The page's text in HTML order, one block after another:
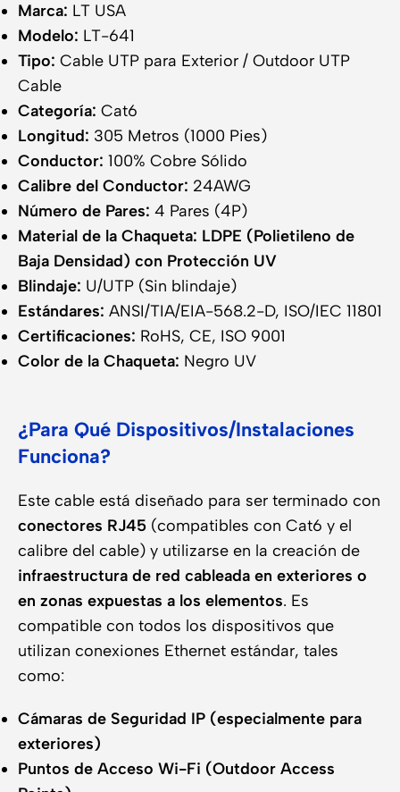
Marca: LT USA
Modelo: LT-641
Tipo: Cable UTP para Exterior / Outdoor UTP
Cable
Categoría: Cat6
Longitud: 305 Metros (1000 Pies)
Conductor: 100% Cobre Sólido
Calibre del Conductor: 24AWG
Número de Pares: 4 Pares (4P)
Material de la Chaqueta: LDPE (Polietileno de
Baja Densidad) con Protección UV
Blindaje: U/UTP (Sin blindaje)
Estándares: ANSI/TIA/EIA-568.2-D, ISO/IEC 11801
Certificaciones: RoHS, CE, ISO 9001
Color de la Chaqueta: Negro UV
¿Para Qué Dispositivos/Instalaciones
Funciona?
Este cable está diseñado para ser terminado con
conectores RJ45 (compatibles con Cat6 y el
calibre del cable) y utilizarse en la creación de
infraestructura de red cableada en exteriores o
en zonas expuestas a los elementos. Es
compatible con todos los dispositivos que
utilizan conexiones Ethernet estándar, tales
como:
Cámaras de Seguridad IP (especialmente para
exteriores)
Puntos de Acceso Wi-Fi (Outdoor Access